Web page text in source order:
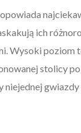
ich
Wysoki poziom
stolicy
niejednej